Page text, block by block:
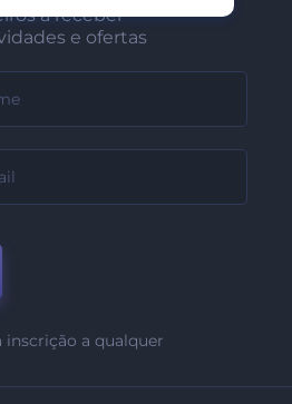
a receber
e ofertas
inscrição a qualquer